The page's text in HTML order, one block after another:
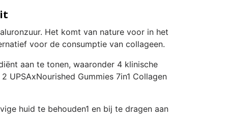
Het komt van nature voor in het
voor de consumptie van collageen.
aan te tonen, waaronder 4 klinische
Gummies 7in1 Collagen
huid te behouden1 en bij te dragen aan